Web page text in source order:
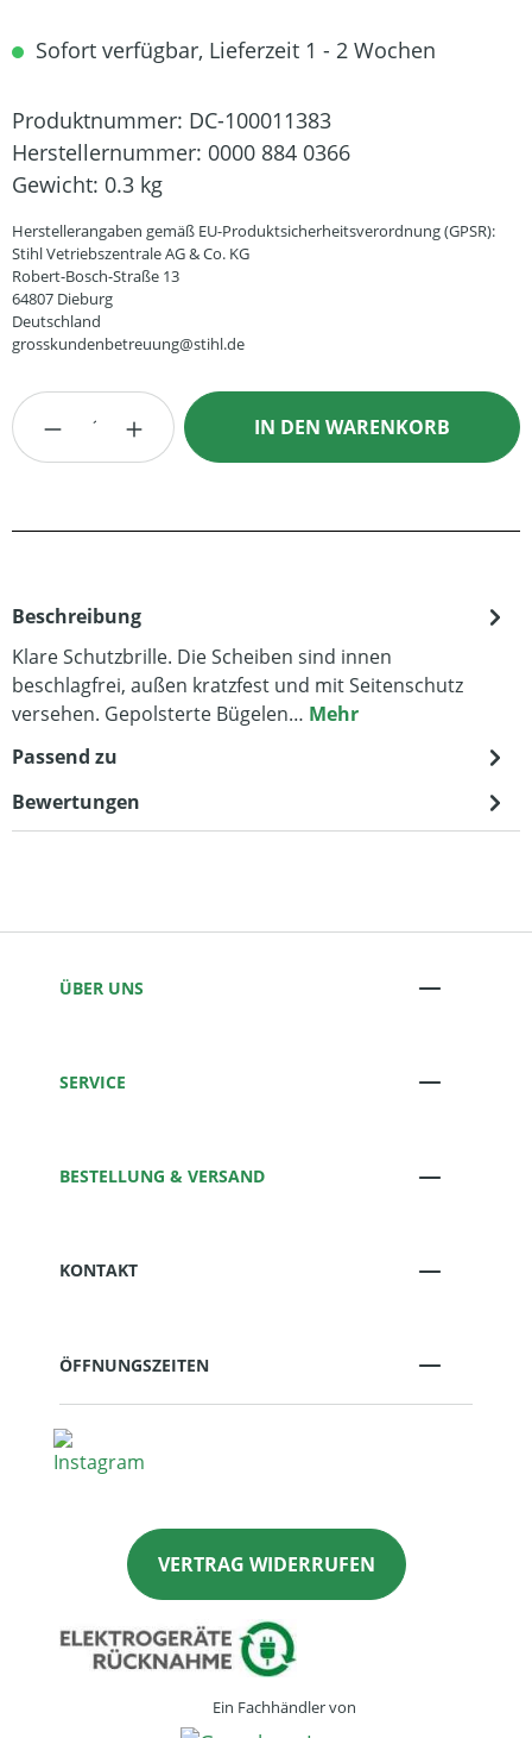
Sofort verfügbar, Lieferzeit 1 - 2 Wochen
Produktnummer: DC-100011383
Herstellernummer: 0000 884 0366
Gewicht: 0.3 kg
Herstellerangaben gemäß EU-Produktsicherheitsverordnung (GPSR):
Stihl Vetriebszentrale AG & Co. KG
Robert-Bosch-Straße 13
64807 Dieburg
Deutschland
grosskundenbetreuung@stihl.de
Produkt Anzahl: Gib den gewünschten
IN DEN WARENKORB
Beschreibung
Klare Schutzbrille. Die Scheiben sind innen
beschlagfrei, außen kratzfest und mit Seitenschutz
versehen. Gepolsterte Bügelen… Mehr
Passend zu
Bewertungen
ÜBER UNS
SERVICE
BESTELLUNG & VERSAND
KONTAKT
ÖFFNUNGSZEITEN
VERTRAG WIDERRUFEN
Ein Fachhändler von